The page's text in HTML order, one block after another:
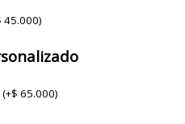
45.000)
(+$ 65.000)